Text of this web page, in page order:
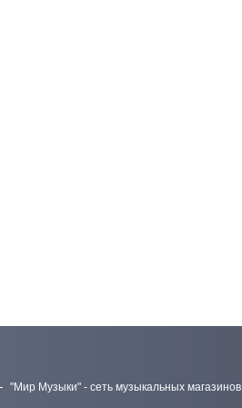
"Мир Музыки" - сеть музыкальных магазинов